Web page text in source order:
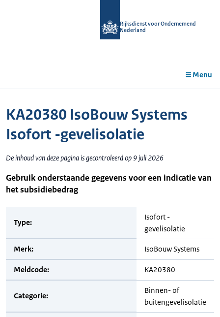
Rijksdienst voor Ondernemend
Nederland
Menu
KA20380 IsoBouw Systems
Isofort -gevelisolatie
De inhoud van deze pagina is gecontroleerd op 9 juli 2026
Gebruik onderstaande gegevens voor een indicatie van
het subsidiebedrag
Type:
Isofort -
gevelisolatie
Merk: IsoBouw Systems
Meldcode: KA20380
Categorie:
Binnen- of
buitengevelisolatie